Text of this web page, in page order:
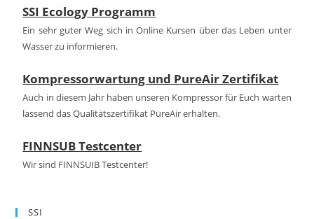
SSI Ecology Programm
Ein sehr guter Weg sich in Online Kursen über das Leben unter
Wasser zu informieren.
Kompressorwartung und PureAir Zertifikat
Auch in diesem Jahr haben unseren Kompressor für Euch warten
lassend das Qualitätszertifikat PureAir erhalten.
FINNSUB Testcenter
Wir sind FINNSUIB Testcenter!
SSI